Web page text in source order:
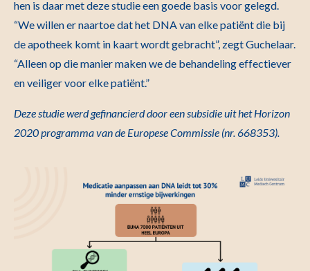
hen is daar met deze studie een goede basis voor gelegd.
“We willen er naartoe dat het DNA van elke patiënt die bij
de apotheek komt in kaart wordt gebracht”, zegt Guchelaar.
“Alleen op die manier maken we de behandeling effectiever
en veiliger voor elke patiënt.”
Deze studie werd gefinancierd door een subsidie uit het Horizon
2020 programma van de Europese Commissie (nr. 668353).